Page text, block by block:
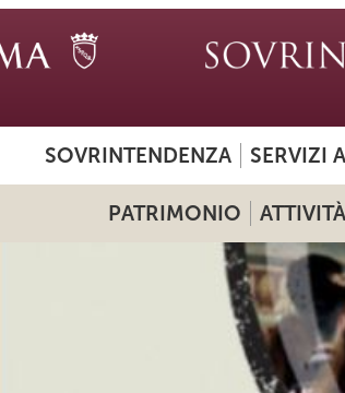
SOVRINTENDENZA SERVIZI
PATRIMONIO ATTIVITÀ